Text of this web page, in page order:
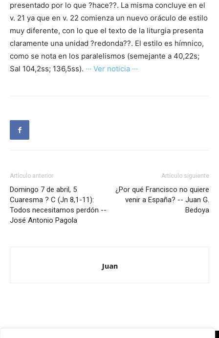
presentado por lo que ?hace??. La misma concluye en el
v. 21 ya que en v. 22 comienza un nuevo oráculo de estilo
muy diferente, con lo que el texto de la liturgia presenta
claramente una unidad ?redonda??. El estilo es hímnico,
como se nota en los paralelismos (semejante a 40,22s;
Sal 104,2ss; 136,5ss). ··· Ver noticia ···
Artículo anterior
Domingo 7 de abril, 5
Cuaresma ? C (Jn 8,1-11):
Todos necesitamos perdón --
José Antonio Pagola
Artículo siguiente
¿Por qué Francisco no quiere
venir a España? -- Juan G.
Bedoya
Juan